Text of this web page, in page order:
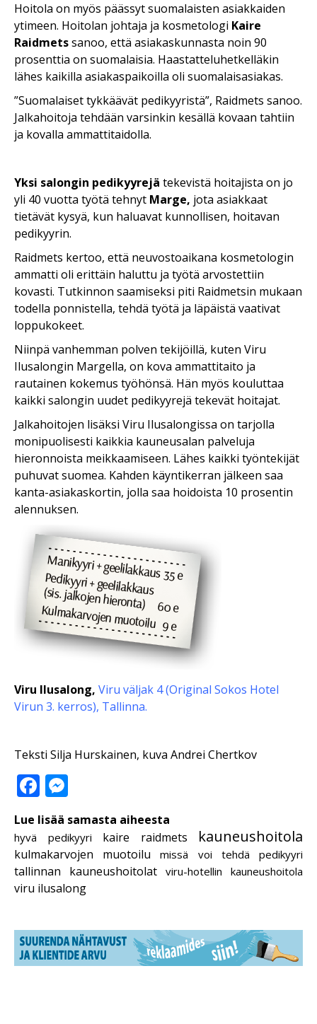
Hoitola on myös päässyt suomalaisten asiakkaiden
ytimeen. Hoitolan johtaja ja kosmetologi Kaire
Raidmetssanoo, että asiakaskunnasta noin 90
prosenttia on suomalaisia. Haastatteluhetkelläkin
lähes kaikilla asiakaspaikoilla oli suomalaisasiakas.
”Suomalaiset tykkäävät pedikyyristä”, Raidmets sanoo.
Jalkahoitoja tehdään varsinkin kesällä kovaan tahtiin
ja kovalla ammattitaidolla.
Yksi salongin pedikyyrejä tekevistä hoitajista on jo
yli 40 vuotta työtä tehnyt Marge, jota asiakkaat
tietävät kysyä, kun haluavat kunnollisen, hoitavan
pedikyyrin.
Raidmets kertoo, että neuvostoaikana kosmetologin
ammatti oli erittäin haluttu ja työtä arvostettiin
kovasti. Tutkinnon saamiseksi piti Raidmetsin mukaan
todella ponnistella, tehdä työtä ja läpäistä vaativat
loppukokeet.
Niinpä vanhemman polven tekijöillä, kuten Viru
Ilusalongin Margella, on kova ammattitaito ja
rautainen kokemus työhönsä. Hän myös kouluttaa
kaikki salongin uudet pedikyyrejä tekevät hoitajat.
Jalkahoitojen lisäksi Viru Ilusalongissa on tarjolla
monipuolisesti kaikkia kauneusalan palveluja
hieronnoista meikkaamiseen. Lähes kaikki työntekijät
puhuvat suomea. Kahden käyntikerran jälkeen saa
kanta-asiakaskortin, jolla saa hoidoista 10 prosentin
alennuksen.
Viru Ilusalong, Viru väljak 4 (Original Sokos Hotel
Virun 3. kerros), Tallinna.
Teksti Silja Hurskainen, kuva Andrei Chertkov
Facebook
Lue lisää samasta aiheesta
hyvä pedikyyri kaire raidmets kauneushoitola
kulmakarvojen muotoilu missä voi tehdä pedikyyri
tallinnan kauneushoitolat viru-hotellin kauneushoitola
viru ilusalong